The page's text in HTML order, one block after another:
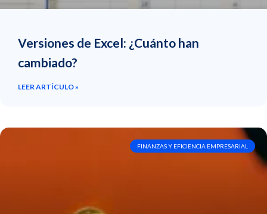
Versiones de Excel: ¿Cuánto han
cambiado?
LEER ARTÍCULO »
FINANZAS Y EFICIENCIA EMPRESARIAL